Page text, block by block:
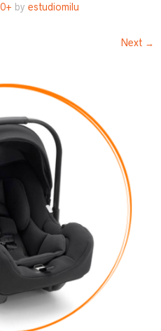
by estudiomilu
Next →